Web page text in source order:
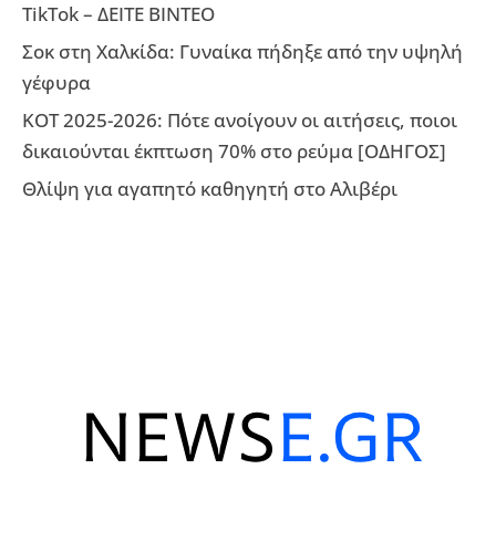
TikTok – ΔΕΙΤΕ ΒΙΝΤΕΟ
Σοκ στη Χαλκίδα: Γυναίκα πήδηξε από την υψηλή
γέφυρα
ΚΟΤ 2025-2026: Πότε ανοίγουν οι αιτήσεις, ποιοι
δικαιούνται έκπτωση 70% στο ρεύμα [ΟΔΗΓΟΣ]
Θλίψη για αγαπητό καθηγητή στο Αλιβέρι